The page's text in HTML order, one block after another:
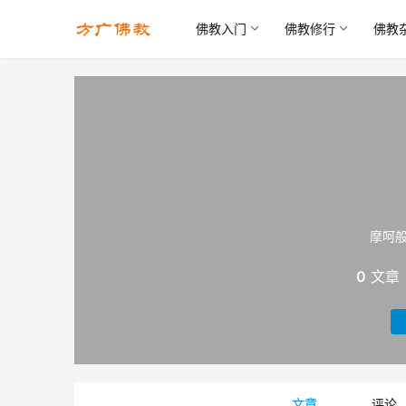
佛教入门 佛教修行 佛教
摩呵
0 文章